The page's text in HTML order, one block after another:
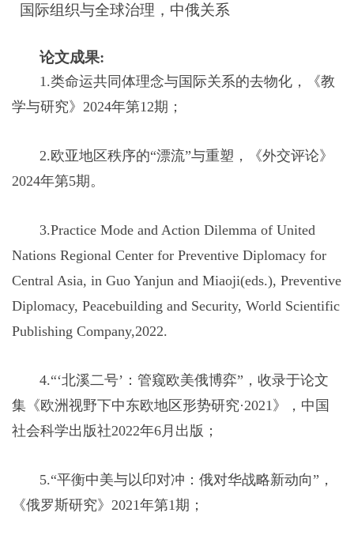
国际组织与全球治理，中俄关系
论文成果:
1.类命运共同体理念与国际关系的去物化，《教
学与研究》2024年第12期；
2.欧亚地区秩序的“漂流”与重塑，《外交评论》
2024年第5期。
3.Practice Mode and Action Dilemma of United
Nations Regional Center for Preventive Diplomacy for
Central Asia, in Guo Yanjun and Miaoji(eds.), Preventive
Diplomacy, Peacebuilding and Security, World Scientific
Publishing Company,2022.
4.“‘北溪二号’：管窥欧美俄博弈”，收录于论文
集《欧洲视野下中东欧地区形势研究·2021》，中国
社会科学出版社2022年6月出版；
5.“平衡中美与以印对冲：俄对华战略新动向”，
《俄罗斯研究》2021年第1期；